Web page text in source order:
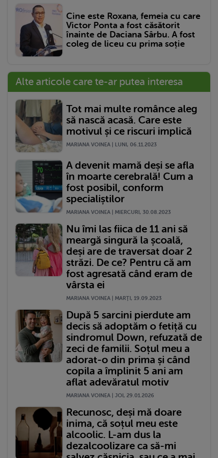
Cine este Roxana, femeia cu care
Victor Ponta a fost căsătorit
înainte de Daciana Sârbu. A fost
coleg de liceu cu prima soție
Alte articole care te-ar putea interesa
Tot mai multe românce aleg
să nască acasă. Care este
motivul și ce riscuri implică
MARIANA VOINEA | LUNI, 06.11.2023
A devenit mamă deși se afla
în moarte cerebrală! Cum a
fost posibil, conform
specialiștilor
MARIANA VOINEA | MIERCURI, 30.08.2023
Nu îmi las fiica de 11 ani să
meargă singură la școală,
deși are de traversat doar 2
străzi. De ce? Pentru că am
fost agresată când eram de
vârsta ei
MARIANA VOINEA | MARŢI, 19.09.2023
După 5 sarcini pierdute am
decis să adoptăm o fetiță cu
sindromul Down, refuzată de
zeci de familii. Soțul meu a
adorat-o din prima și când
copila a împlinit 5 ani am
aflat adevăratul motiv
MARIANA VOINEA | JOI, 29.01.2026
Recunosc, deși mă doare
inima, că soțul meu este
alcoolic. L-am dus la
dezalcoolizare ca să-mi